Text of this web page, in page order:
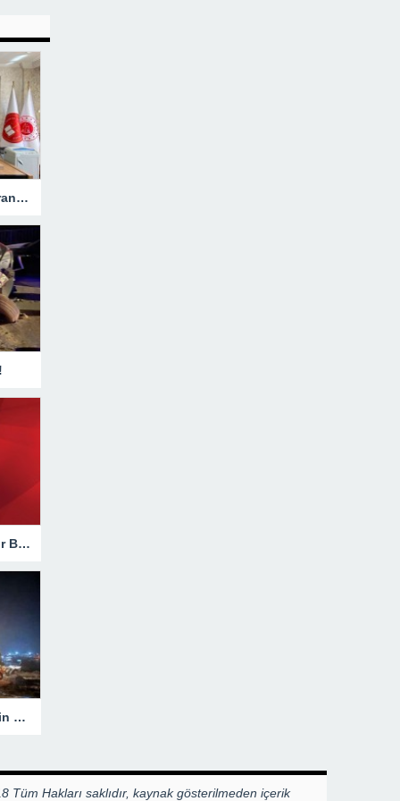
Hakkari’ye Atanan Başsavcı Turan Görevine Başladı
Hakkari’de Trafik Kazasında Ağır Bilanço!
Heyelanla Kapanan Yol, Ekiplerin Müdahalesiyle Açıldı!
Tüm Hakları saklıdır, kaynak gösterilmeden içerik